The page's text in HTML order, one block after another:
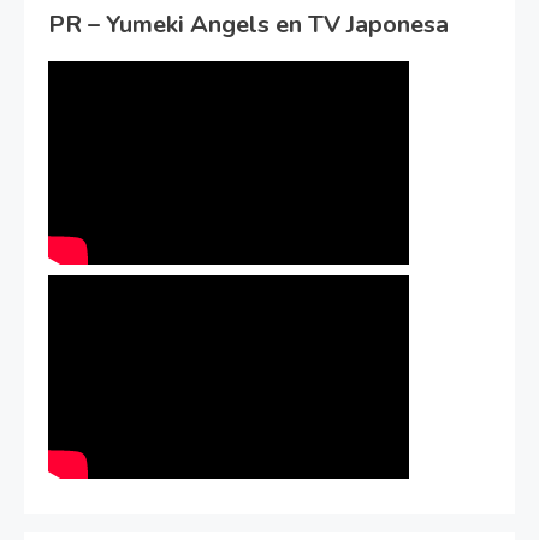
PR – Yumeki Angels en TV Japonesa